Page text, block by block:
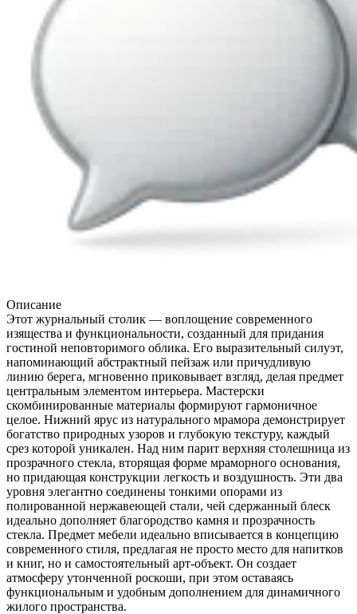
Описание
Этот журнальный столик — воплощение современного
изящества и функциональности, созданный для придания
гостиной неповторимого облика. Его выразительный силуэт,
напоминающий абстрактный пейзаж или причудливую
линию берега, мгновенно приковывает взгляд, делая предмет
центральным элементом интерьера. Мастерски
скомбинированные материалы формируют гармоничное
целое. Нижний ярус из натурального мрамора демонстрирует
богатство природных узоров и глубокую текстуру, каждый
срез которой уникален. Над ним парит верхняя столешница из
прозрачного стекла, вторящая форме мраморного основания,
но придающая конструкции легкость и воздушность. Эти два
уровня элегантно соединены тонкими опорами из
полированной нержавеющей стали, чей сдержанный блеск
идеально дополняет благородство камня и прозрачность
стекла. Предмет мебели идеально вписывается в концепцию
современного стиля, предлагая не просто место для напитков
и книг, но и самостоятельный арт-объект. Он создает
атмосферу утонченной роскоши, при этом оставаясь
функциональным и удобным дополнением для динамичного
жилого пространства.